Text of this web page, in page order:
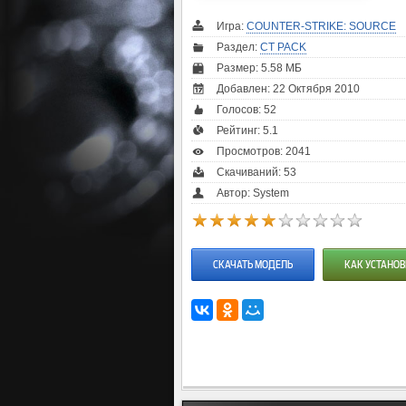
Игра: COUNTER-STRIKE: SOURCE
Раздел: CT PACK
Размер: 5.58 МБ
Добавлен: 22 Октября 2010
Голосов: 52
Рейтинг: 5.1
Просмотров: 2041
Скачиваний: 53
Автор: System
СКАЧАТЬ МОДЕЛЬ КАК